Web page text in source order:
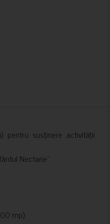
pentru susținere activității
Nectarie”.
mp);